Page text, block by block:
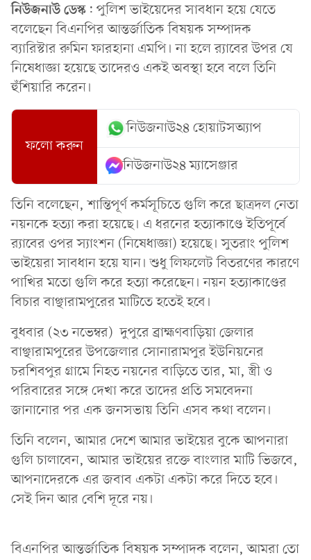
নিউজনাউডেস্ক : পুলিশ ভাইয়েদের সাবধান হয়ে যেতে
বলেছেন বিএনপির আন্তর্জাতিক বিষয়ক সম্পাদক
ব্যারিস্টার রুমিন ফারহানা এমপি। না হলে র‍্যাবের উপর যে
নিষেধাজ্ঞা হয়েছে তাদেরও একই অবস্থা হবে বলে তিনি
হুঁশিয়ারি করেন।
ফলো করুন
নিউজনাউ২৪ হোয়াটসঅ্যাপ
নিউজনাউ২৪ ম্যাসেঞ্জার
তিনি বলেছেন, শান্তিপূর্ণ কর্মসূচিতে গুলি করে ছাত্রদল নেতা
নয়নকে হত্যা করা হয়েছে। এ ধরনের হত্যাকাণ্ডে ইতিপূর্বে
র‌্যাবের ওপর স্যাংশন (নিষেধাজ্ঞা) হয়েছে। সুতরাং পুলিশ
ভাইয়েরা সাবধান হয়ে যান। শুধু লিফলেট বিতরণের কারণে
পাখির মতো গুলি করে হত্যা করেছেন। নয়ন হত্যাকাণ্ডের
বিচার বাঞ্ছারামপুরের মাটিতে হতেই হবে।
বুধবার (২৩ নভেম্বর) দুপুরে ব্রাহ্মণবাড়িয়া জেলার
বাঞ্ছারামপুরের উপজেলার সোনারামপুর ইউনিয়নের
চরশিবপুর গ্রামে নিহত নয়নের বাড়িতে তার, মা, স্ত্রী ও
পরিবারের সঙ্গে দেখা করে তাদের প্রতি সমবেদনা
জানানোর পর এক জনসভায় তিনি এসব কথা বলেন।
তিনি বলেন, আমার দেশে আমার ভাইয়ের বুকে আপনারা
গুলি চালাবেন, আমার ভাইয়ের রক্তে বাংলার মাটি ভিজবে,
আপনাদেরকে এর জবাব একটা একটা করে দিতে হবে।
সেই দিন আর বেশি দূরে নয়।
বিএনপির আন্তর্জাতিক বিষয়ক সম্পাদক বলেন, আমরা তো